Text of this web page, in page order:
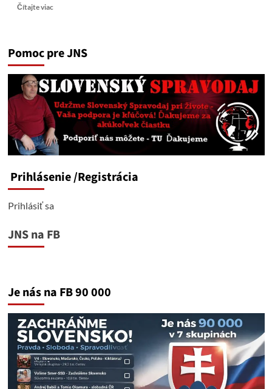
Čítajte viacRead
Telegraph:
sa
neustále
proti
Ukrajine
Pomoc pre JNS
Prihlásenie/Registrácia
Prihlásiť sa
JNS na FB
Je nás na FB 90 000